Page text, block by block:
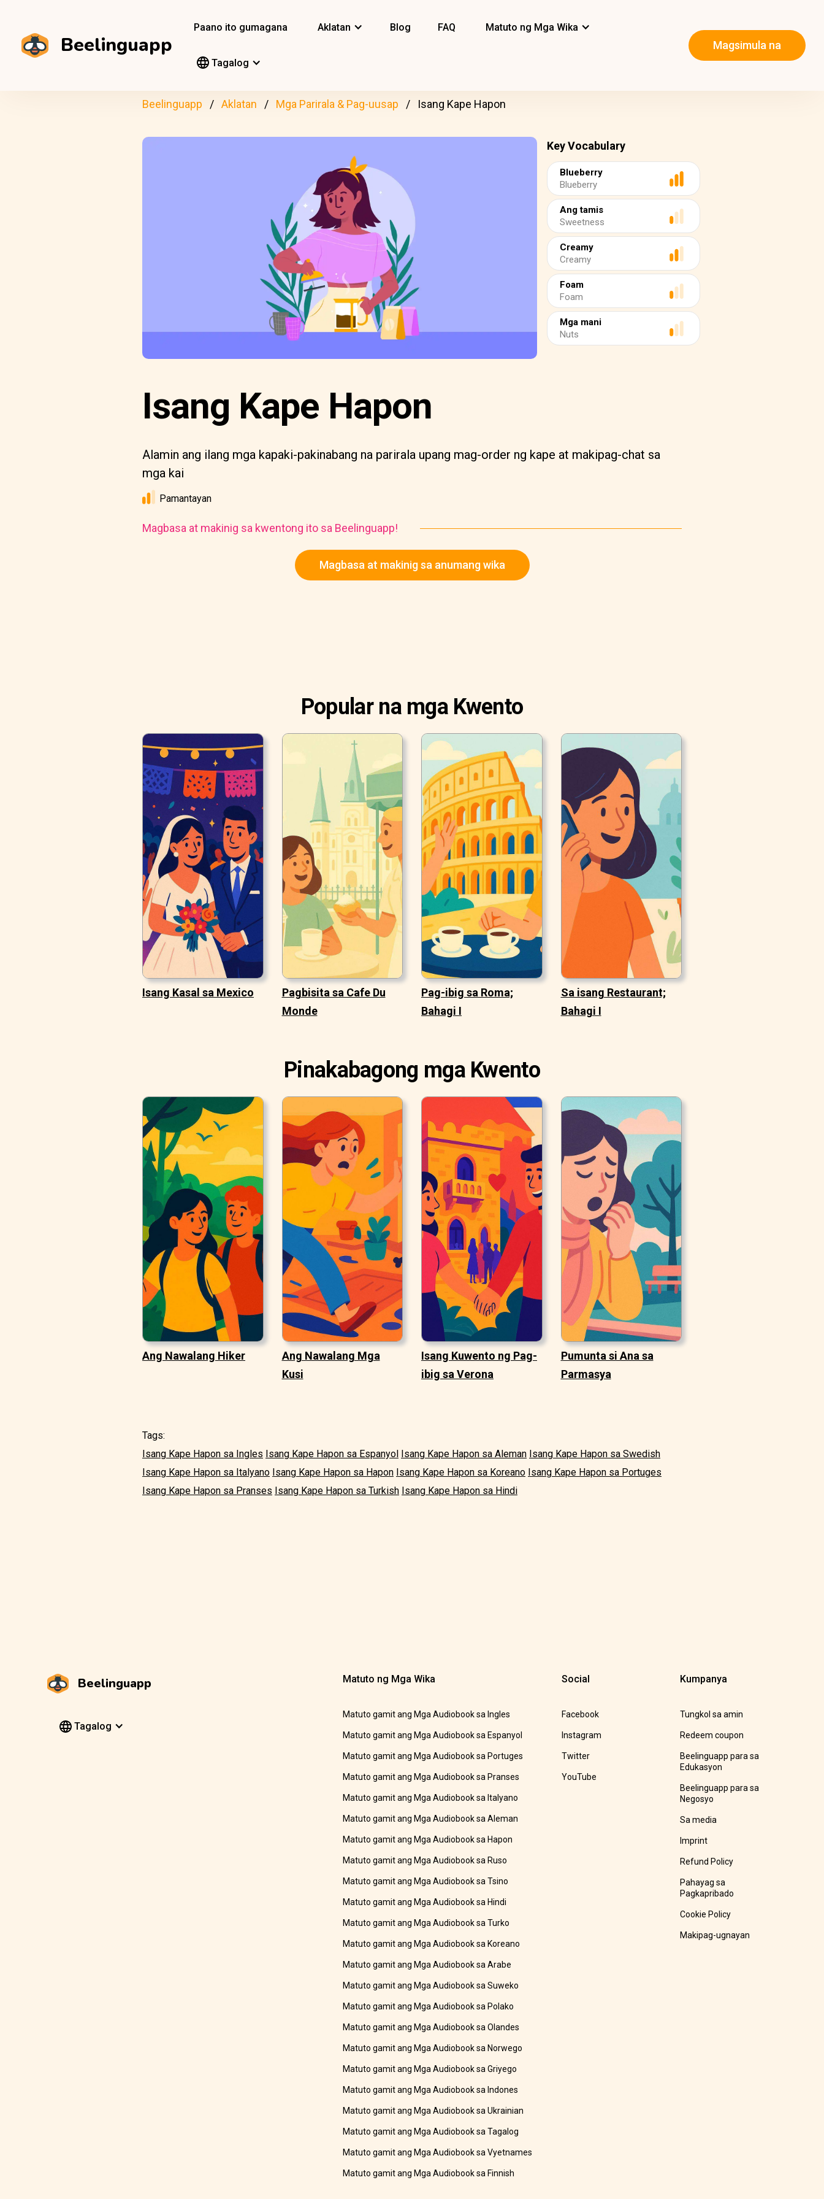
Beelinguapp
Paano ito gumagana Aklatan Blog FAQ Matuto ng Mga Wika
Tagalog
Magsimula na
Beelinguapp Aklatan Mga Parirala & Pag-uusap Isang Kape Hapon
Key Vocabulary
Blueberry
Blueberry
Ang tamis
Sweetness
Creamy
Creamy
Foam
Foam
Mga mani
Nuts
Isang Kape Hapon
Alamin ang ilang mga kapaki-pakinabang na parirala upang mag-order ng kape at makipag-chat sa
mga kai
Pamantayan
Magbasa at makinig sa kwentong ito sa Beelinguapp!
Magbasa at makinig sa anumang wika
Popular na mga Kwento
Isang Kasal sa Mexico
Pagbisita sa Cafe Du
Monde
Pag-ibig sa Roma;
Bahagi I
Sa isang Restaurant;
Bahagi I
Pinakabagong mga Kwento
Ang Nawalang Hiker
Ang Nawalang Mga
Kusi
Isang Kuwento ng Pag-
ibig sa Verona
Pumunta si Ana sa
Parmasya
Tags:
Isang Kape Hapon sa Ingles Isang Kape Hapon sa Espanyol Isang Kape Hapon sa Aleman Isang Kape Hapon sa Swedish
Isang Kape Hapon sa Italyano Isang Kape Hapon sa Hapon Isang Kape Hapon sa Koreano Isang Kape Hapon sa Portuges
Isang Kape Hapon sa Pranses Isang Kape Hapon sa Turkish Isang Kape Hapon sa Hindi
Beelinguapp
Tagalog
Matuto ng Mga Wika
Matuto gamit ang Mga Audiobook sa Ingles
Matuto gamit ang Mga Audiobook sa Espanyol
Matuto gamit ang Mga Audiobook sa Portuges
Matuto gamit ang Mga Audiobook sa Pranses
Matuto gamit ang Mga Audiobook sa Italyano
Matuto gamit ang Mga Audiobook sa Aleman
Matuto gamit ang Mga Audiobook sa Hapon
Matuto gamit ang Mga Audiobook sa Ruso
Matuto gamit ang Mga Audiobook sa Tsino
Matuto gamit ang Mga Audiobook sa Hindi
Matuto gamit ang Mga Audiobook sa Turko
Matuto gamit ang Mga Audiobook sa Koreano
Matuto gamit ang Mga Audiobook sa Arabe
Matuto gamit ang Mga Audiobook sa Suweko
Matuto gamit ang Mga Audiobook sa Polako
Matuto gamit ang Mga Audiobook sa Olandes
Matuto gamit ang Mga Audiobook sa Norwego
Matuto gamit ang Mga Audiobook sa Griyego
Matuto gamit ang Mga Audiobook sa Indones
Matuto gamit ang Mga Audiobook sa Ukrainian
Matuto gamit ang Mga Audiobook sa Tagalog
Matuto gamit ang Mga Audiobook sa Vyetnames
Matuto gamit ang Mga Audiobook sa Finnish
Social
Facebook
Instagram
Twitter
YouTube
Kumpanya
Tungkol sa amin
Redeem coupon
Beelinguapp para sa
Edukasyon
Beelinguapp para sa
Negosyo
Sa media
Imprint
Refund Policy
Pahayag sa
Pagkapribado
Cookie Policy
Makipag-ugnayan